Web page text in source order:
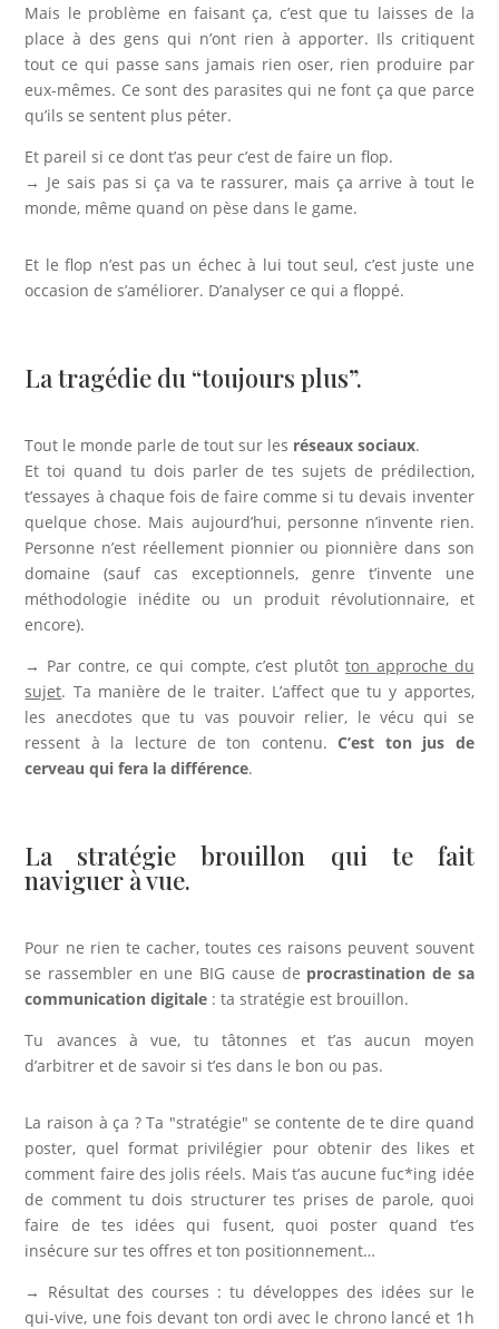
Mais le problème en faisant ça, c’est que tu laisses de la
place à des gens qui n’ont rien à apporter. Ils critiquent
tout ce qui passe sans jamais rien oser, rien produire par
eux-mêmes. Ce sont des parasites qui ne font ça que parce
qu’ils se sentent plus péter.
Et pareil si ce dont t’as peur c’est de faire un flop.
→ Je sais pas si ça va te rassurer, mais ça arrive à tout le
monde, même quand on pèse dans le game.
Et le flop n’est pas un échec à lui tout seul, c’est juste une
occasion de s’améliorer. D’analyser ce qui a floppé.
La tragédie du “toujours plus”.
Tout le monde parle de tout sur les réseaux sociaux.
Et toi quand tu dois parler de tes sujets de prédilection,
t’essayes à chaque fois de faire comme si tu devais inventer
quelque chose. Mais aujourd’hui, personne n’invente rien.
Personne n’est réellement pionnier ou pionnière dans son
domaine (sauf cas exceptionnels, genre t’invente une
méthodologie inédite ou un produit révolutionnaire, et
encore).
→ Par contre, ce qui compte, c’est plutôt ton approche du
sujet. Ta manière de le traiter. L’affect que tu y apportes,
les anecdotes que tu vas pouvoir relier, le vécu qui se
ressent à la lecture de ton contenu.C’est ton jus de
cerveau qui fera la différence.
La stratégie brouillon qui te fait
naviguer à vue.
Pour ne rien te cacher, toutes ces raisons peuvent souvent
se rassembler en une BIG cause de procrastination de sa
communication digitale : ta stratégie est brouillon.
Tu avances à vue, tu tâtonnes et t’as aucun moyen
d’arbitrer et de savoir si t’es dans le bon ou pas.
La raison à ça ? Ta "stratégie" se contente de te dire quand
poster, quel format privilégier pour obtenir des likes et
comment faire des jolis réels. Mais t’as aucune fuc*ing idée
de comment tu dois structurer tes prises de parole, quoi
faire de tes idées qui fusent, quoi poster quand t’es
insécure sur tes offres et ton positionnement…
→ Résultat des courses : tu développes des idées sur le
qui-vive, une fois devant ton ordi avec le chrono lancé et 1h